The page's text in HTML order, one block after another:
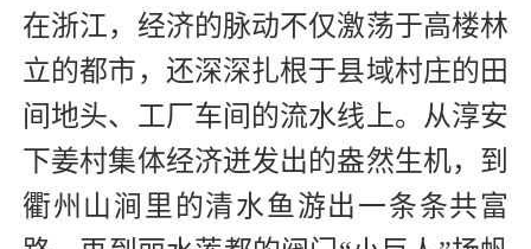
在浙江，经济的脉动不仅激荡于高楼林
立的都市，还深深扎根于县域村庄的田
间地头、工厂车间的流水线上。从淳安
下姜村集体经济迸发出的盎然生机，到
衢州山涧里的清水鱼游出一条条共富